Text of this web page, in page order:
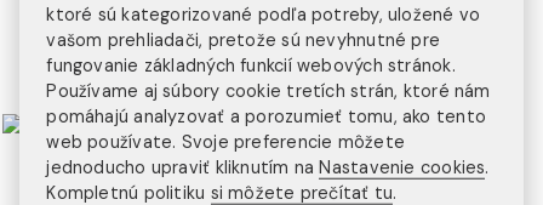
3 kontinenty
na ktorých pôsobíme
ktoré sú kategorizované podľa potreby, uložené vo
vašom prehliadači, pretože sú nevyhnutné pre
fungovanie základných funkcií webových stránok.
Používame aj súbory cookie tretích strán, ktoré nám
pomáhajú analyzovať a porozumieť tomu, ako tento
web používate. Svoje preferencie môžete
jednoducho upraviť kliknutím naNastavenie cookies.
Kompletnú politiku si môžete prečítať tu.